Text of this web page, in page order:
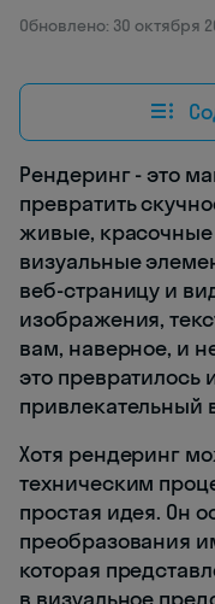
Обновлено: 30 октября
Рендеринг - это
превратить
живые,
визуальные
веб-страницу и
изображения,
вам, наверное, и
это превратилось
привлекательный
Хотя рендеринг
техническим
простая идея. Он
преобразования
которая